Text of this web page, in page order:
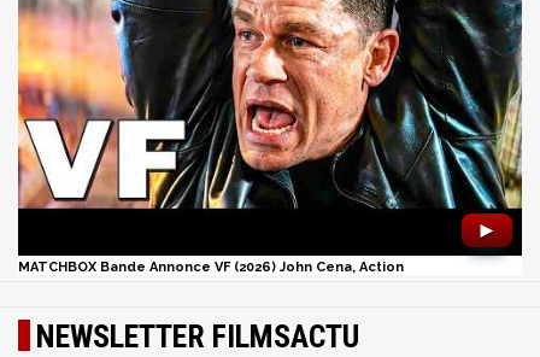
►
MATCHBOX Bande Annonce VF (2026) John Cena, Action
NEWSLETTER FILMSACTU